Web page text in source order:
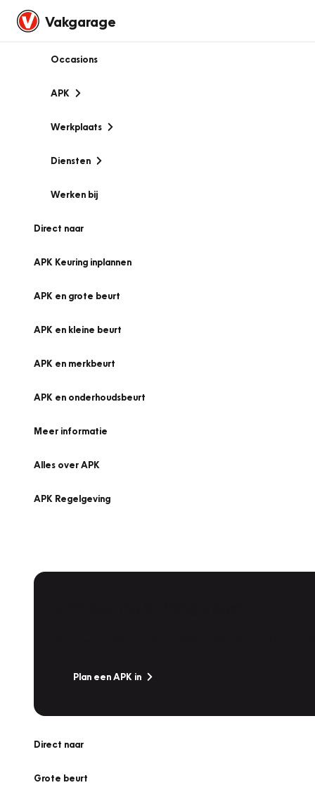
Vakgarage
Occasions
APK
Werkplaats
Diensten
Werken bij
Direct naar
APK Keuring inplannen
APK en grote beurt
APK en kleine beurt
APK en merkbeurt
APK en onderhoudsbeurt
Meer informatie
Alles over APK
APK Regelgeving
Plan een APK in
Direct naar
Grote beurt